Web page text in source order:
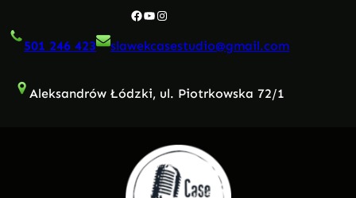
do
Facebook
YouTube
Instagram
501 246 423 slawekcasestudio@gmail.com
Aleksandrów Łódzki, ul. Piotrkowska 72/1